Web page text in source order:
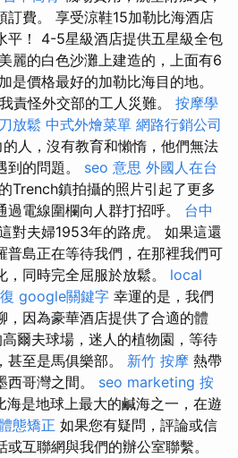
訂費。 享受涼鞋15加勒比海酒店
平！ 4-5星級酒店提供五星級全包
麗的白色沙灘上建造的，上面有6
是價格最好的加勒比海目的地。
責怪外交部的工人災難。 按摩學
放鬆 中式外燴菜單 網路行銷公司
的人，沒有教育和懶惰，他們無法
到的問題。 seo 意思 外國人在台
Trench鎮拍攝的照片引起了更多
電線圍欄向人群打招呼。 台中
對夫婦1953年的路虎。 如果這還
普島正在等待我們，在那裡我們可
同時完全屈服於放鬆。 local
google關鍵字 幸運的是，我們
，因為豪華酒店提供了合適的體
爾夫球場，迷人的植物園，等待
至是馬俱樂部。 新竹 按摩 熱帶
西哥灣之間。 seo marketing 按
海是地球上最大的鹹海之一，在遊
態矯正 如果您有疑問，評論或信
互聯網與我們的辦公室聯繫。